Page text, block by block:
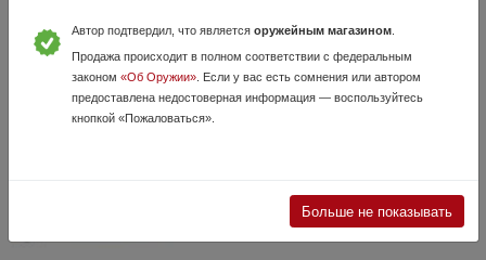
8 Июля, в 15:11
55 900 руб.
Нижегородская область
Смотрите видеообзор на нашем канале https://t.me/salon_sniper В
наличии в оружейном салоне "Снайпер", г. Нижний Новгород, пр.
Ленина, д.80 www.sniper-nn.ru, тел. +7 (958) 887-91-77 переходит...
Автор подтвердил, что является оружейным магазином.
Продажа происходит в полном соответствии с федеральным
законом «Об Оружии». Если у вас есть сомнения или автором
предоставлена недостоверная информация — воспользуйтесь
кнопкой «Пожаловаться».
Больше не показывать